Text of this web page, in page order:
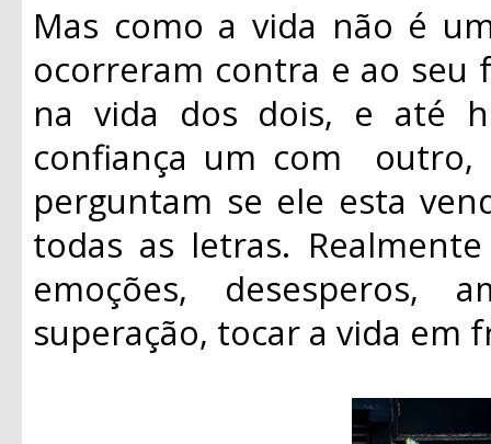
Mas como a vida não é
ocorreram contra e ao seu
na vida dos dois, e até
confiança um com
perguntam se ele esta
todas as letras.
emoções, desesperos,
superação, tocar a vida em